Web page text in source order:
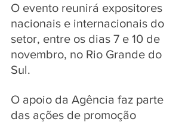
O evento reunirá expositores
nacionais e internacionais do
setor, entre os dias 7 e 10 de
novembro, no Rio Grande do
Sul.
O apoio da Agência faz parte
das ações de promoção